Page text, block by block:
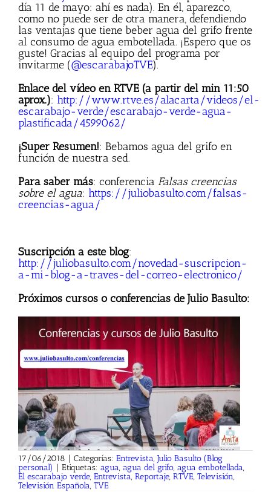
día 11 de mayo: ahí es nada). En él, aparezco,
como no puede ser de otra manera, defendiendo
las ventajas que tiene beber agua del grifo frente
al consumo de agua embotellada. ¡Espero que os
guste! Gracias al equipo del programa por
invitarme (@escarabajoTVE).
Enlace del vídeo en RTVE (a partir del min 11:50
aprox.): http://www.rtve.es/alacarta/videos/el-
escarabajo-verde/escarabajo-verde-agua-
plastificada/4599062/
¡Super Resumen!: Bebamos agua del grifo en
función de nuestra sed.
Para saber más: conferencia Falsas creencias
sobre el agua: https://juliobasulto.com/falsas-
creencias-agua/
Suscripción a este blog:
http://juliobasulto.com/novedad-suscripcion-
a-mi-blog-a-traves-del-correo-electronico/
Próximos cursos o conferencias de Julio Basulto:
17/06/2018 Categorías: Entrevista, Julio Basulto (Blog
personal)
Etiquetas: agua, agua del grifo, agua embotellada,
El escarabajo verde, Entrevista, Reportaje, RTVE, Televisión,
Televisión Española, TVE